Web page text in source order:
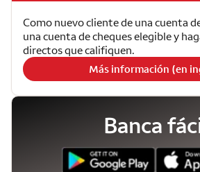
Como nuevo cliente de una cuenta
una cuenta de cheques elegible y
directos que califiquen.
Más información (en
Banca